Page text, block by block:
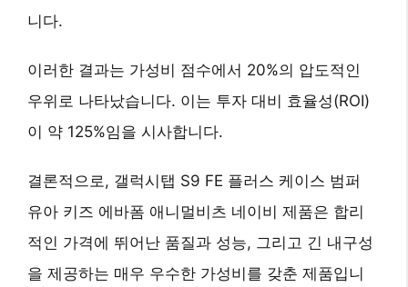
니다.
이러한 결과는 가성비 점수에서 20%의 압도적인
우위 로 나타났습니다. 이는 투자 대비 효율성(ROI)
이 약 125%임을 시사합니다.
결론적으로, 갤럭시탭 S9 FE 플러스 케이스 범퍼
유아 키즈 에바폼 애니멀비츠 네이비 제품은 합리
적인 가격에 뛰어난 품질과 성능, 그리고 긴 내구성
을 제공하는 매우 우수한 가성비 를 갖춘 제품입니